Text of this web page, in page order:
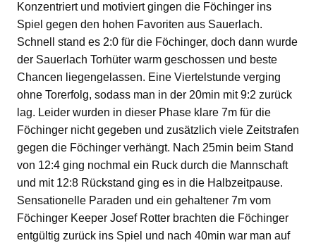
Konzentriert und motiviert gingen die Föchinger ins
Spiel gegen den hohen Favoriten aus Sauerlach.
Schnell stand es 2:0 für die Föchinger, doch dann wurde
der Sauerlach Torhüter warm geschossen und beste
Chancen liegengelassen. Eine Viertelstunde verging
ohne Torerfolg, sodass man in der 20min mit 9:2 zurück
lag. Leider wurden in dieser Phase klare 7m für die
Föchinger nicht gegeben und zusätzlich viele Zeitstrafen
gegen die Föchinger verhängt. Nach 25min beim Stand
von 12:4 ging nochmal ein Ruck durch die Mannschaft
und mit 12:8 Rückstand ging es in die Halbzeitpause.
Sensationelle Paraden und ein gehaltener 7m vom
Föchinger Keeper Josef Rotter brachten die Föchinger
entgültig zurück ins Spiel und nach 40min war man auf